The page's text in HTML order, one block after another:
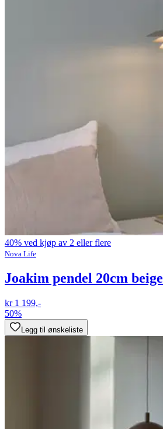
40% ved kjøp av 2 eller flere
Nova Life
Joakim pendel 20cm beige
kr 1 199,-
50%
Legg til ønskeliste